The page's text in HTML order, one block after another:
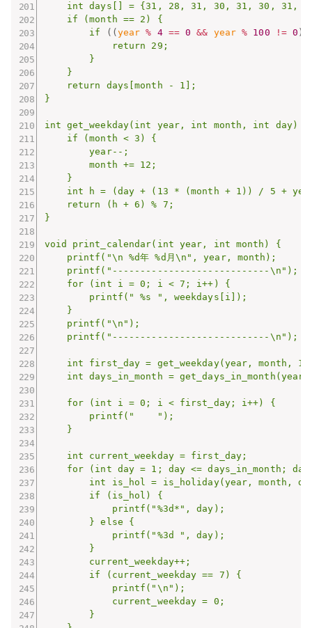
int days[] = {31, 28, 31, 30, 31, 30, 31,
    if (month == 2) {
        if
(( year % 4 == 0 && year % 100 != 0 )
            return 29;
        }
    }
    return days[month - 1];
}
int get_weekday(int year, int month, int day) {
    if (month < 3) {
        year--;
        month += 12;
    }
int h = (day + (13 * (month + 1)) / 5 +
    return (h + 6) % 7;
}
void print_calendar(int year, int month) {
    printf("\n %d年 %d月\n", year, month);
    printf("----------------------------\n");
    for (int i = 0; i < 7; i++) {
        printf(" %s ", weekdays[i]);
    }
    printf("\n");
    printf("----------------------------\n");
int first_day = get_weekday(year, month,
int days_in_month = get_days_in_month(year,
    for (int i = 0; i < first_day; i++) {
        printf("    ");
    }
    int current_weekday = first_day;
for (int day = 1; day <= days_in_month;
int is_hol = is_holiday(year, month,
        if (is_hol) {
            printf("%3d*", day);
        } else {
            printf("%3d ", day);
        }
        current_weekday++;
        if (current_weekday == 7) {
            printf("\n");
            current_weekday = 0;
        }